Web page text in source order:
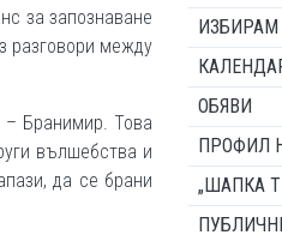
за запознаване
разговори между
– Бранимир. Това
вълшебства и
да се брани
ИЗБИРАМ
ОБЯВИ
ПРОФИЛ
„ШАПКА